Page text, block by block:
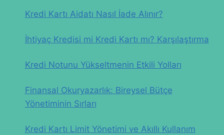
Kredi Kartı Aidatı Nasıl İade Alınır?
İhtiyaç Kredisi mi Kredi Kartı mı? Karşılaştırma
Kredi Notunu Yükseltmenin Etkili Yolları
Finansal Okuryazarlık: Bireysel Bütçe
Yönetiminin Sırları
Kredi Kartı Limit Yönetimi ve Akıllı Kullanım